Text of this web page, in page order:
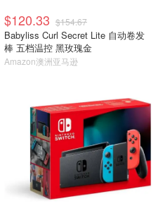
$120.33 $154.67
Babyliss Curl Secret Lite 自动卷发
棒 五档温控 黑玫瑰金
Amazon澳洲亚马逊